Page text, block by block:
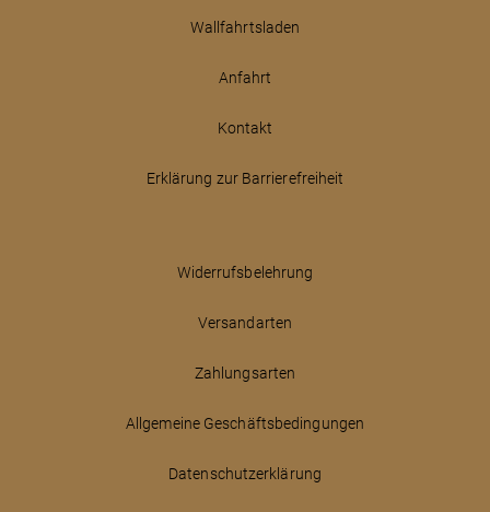
Wallfahrtsladen
Anfahrt
Kontakt
Erklärung zur Barrierefreiheit
Widerrufsbelehrung
Versandarten
Zahlungsarten
Allgemeine Geschäftsbedingungen
Datenschutzerklärung